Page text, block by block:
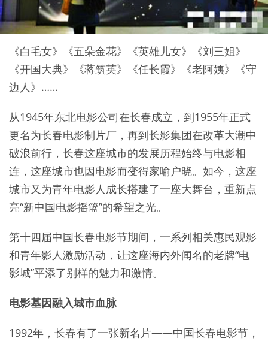
《白毛女》《五朵金花》《英雄儿女》《刘三姐》
《开国大典》《蒋筑英》《任长霞》《老阿姨》《守
边人》……
从1945年东北电影公司在长春成立，到1955年正式
更名为长春电影制片厂，再到长影集团在改革大潮中
破浪前行，长春这座城市的发展历程始终与电影相
连，这座城市也因电影而变得家喻户晓。如今，这座
城市又为青年电影人成长搭建了一座大舞台，重新点
亮“新中国电影摇篮”的希望之光。
第十四届中国长春电影节期间，一系列相关惠民观影
和青年影人激励活动，让这座海内外闻名的老牌“电
影城”平添了别样的魅力和激情。
电影基因融入城市血脉
1992年，长春有了一张新名片——中国长春电影节，